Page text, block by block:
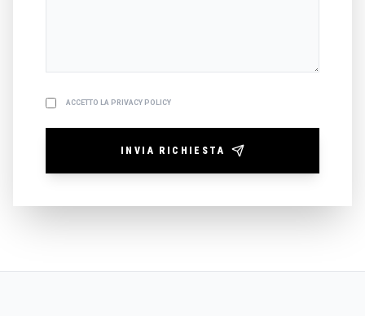
ACCETTO LA PRIVACY POLICY
INVIA RICHIESTA